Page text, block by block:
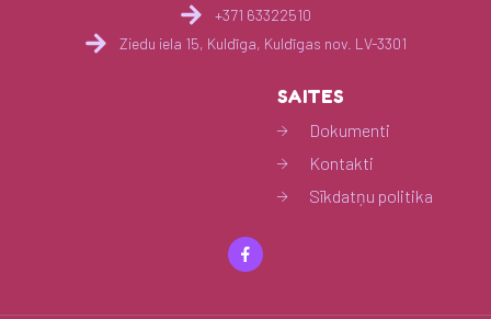
+371 63322510
Ziedu iela 15, Kuldīga, Kuldīgas nov. LV-3301
SAITES
Dokumenti
Kontakti
Sīkdatņu politika